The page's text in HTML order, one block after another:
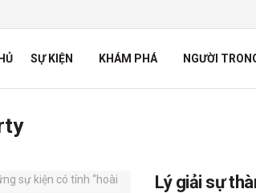
SỰ KIỆN KHÁM PHÁ NGƯỜI
Lý giải sự